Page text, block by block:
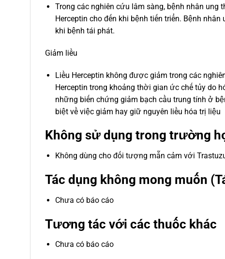
Trong các nghiên cứu lâm sàng, bệnh nhân
Herceptin cho đến khi bệnh tiến triển. Bệnh
khi bệnh tái phát.
Giảm liều
Liều Herceptin không được giảm trong các
Herceptin trong khoảng thời gian ức chế tủy do
những biến chứng giảm bạch cầu trung tính ở
biệt về việc giảm hay giữ nguyên liều hóa trị liệu
Không sử dụng trong trường
Không dùng cho đối tượng mẫn cảm với
Tác dụng không mong muốn
Chưa có báo cáo
Tương tác với các thuốc khác
Chưa có báo cáo